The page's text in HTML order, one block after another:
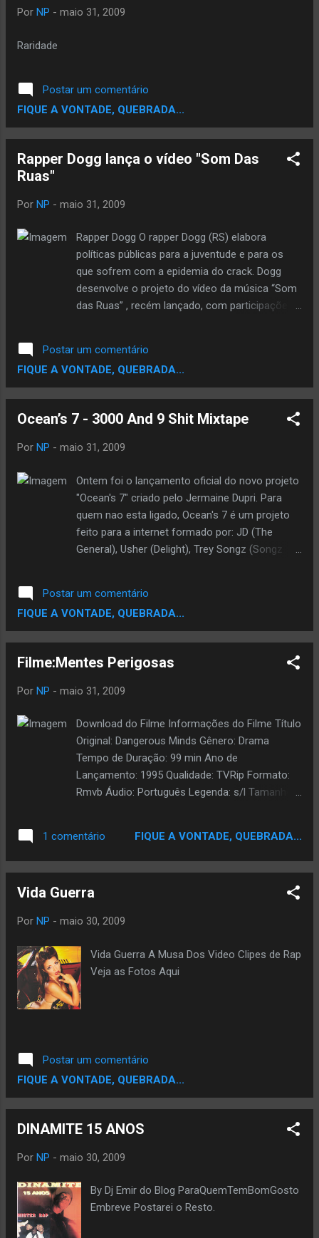
elaborado por produtores como: Nick Slim,
distribuição e a venda teve o selo da Raw
Jam Lab. Texto Tirado do Blog Hip Hop
LusoFono Tracklist: 01 - Intro 02 - Lov Is
(Part. Danny Og ) 04 - Músika Meu B.I. (Part.
Por NP - maio 31, 2009
Raridade
Postar um comentário
FIQUE A VONTADE, QUEBRADA...
Rapper Dogg lança o vídeo "Som Das
Ruas"
Por NP - maio 31, 2009
Rapper Dogg O rapper Dogg (RS) elabora
políticas públicas para a juventude e para os
que sofrem com a epidemia do crack. Dogg
desenvolve o projeto do vídeo da música “Som
das Ruas” , recém lançado, com participações
Catraca Filmes. Em 2003, Dogg produziu e
dirigiu o documentário "A Maldição da Pedra" ,
trabalho que sinaliza o poder destrutivo da
metrópoles. Assista ao vídeo MySpace Oficial
do Rapper Dogg Download do track "Som das
(com Lino Krizz) By Central Hip Hop
Postar um comentário
FIQUE A VONTADE, QUEBRADA...
Ocean’s 7 - 3000 And 9 Shit Mixtape
Por NP - maio 31, 2009
Ontem foi o lançamento oficial do novo projeto
"Ocean's 7" criado pelo Jermaine Dupri. Para
quem nao esta ligado, Ocean's 7 é um projeto
feito para a internet formado por: JD (The
General), Usher (Delight), Trey Songz (Songz
Michael Cox (The Texas Ranger) e os rappers
Nelly (Mo Green) & Tyrone Davis (Intynational).
Download — Ocean’s 7 - 3000 And 9 Shit
Postar um comentário
FIQUE A VONTADE, QUEBRADA...
Filme:Mentes Perigosas
Por NP - maio 31, 2009
Download do Filme Informações do Filme Título
Original: Dangerous Minds Gênero: Drama
Tempo de Duração: 99 min Ano de
Lançamento: 1995 Qualidade: TVRip Formato:
Rmvb Áudio: Português Legenda: s/l Tamanho:
o antigo sonho de ser professora de inglês.
Mas o grupo de alunos rebeles que tem pela
será capaz de colocar à prova todo seu
caserna.
1 comentário FIQUE A VONTADE, QUEBRADA...
Vida Guerra
Por NP - maio 30, 2009
Vida Guerra A Musa Dos Video Clipes de Rap
Veja as Fotos Aqui
Postar um comentário
FIQUE A VONTADE, QUEBRADA...
DINAMITE 15 ANOS
Por NP - maio 30, 2009
By Dj Emir do Blog ParaQuemTemBomGosto
Embreve Postarei o Resto.